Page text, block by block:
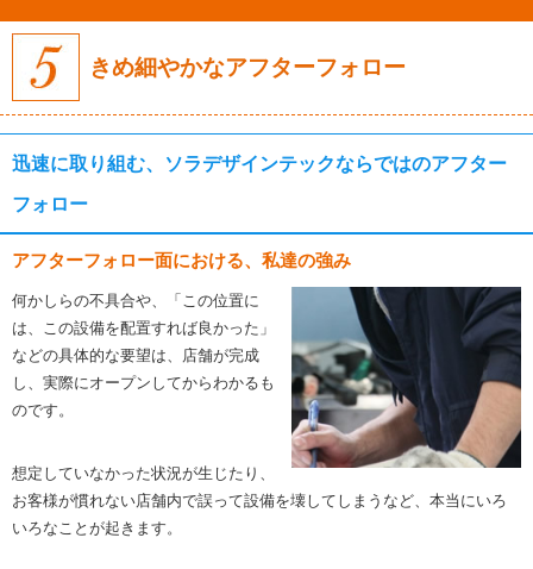
きめ細やかなアフターフォロー
迅速に取り組む、ソラデザインテックならではのアフター
フォロー
アフターフォロー面における、私達の強み
何かしらの不具合や、「この位置に
は、この設備を配置すれば良かった」
などの具体的な要望は、店舗が完成
し、実際にオープンしてからわかるも
のです。
想定していなかった状況が生じたり、
お客様が慣れない店舗内で誤って設備を壊してしまうなど、本当にいろ
いろなことが起きます。